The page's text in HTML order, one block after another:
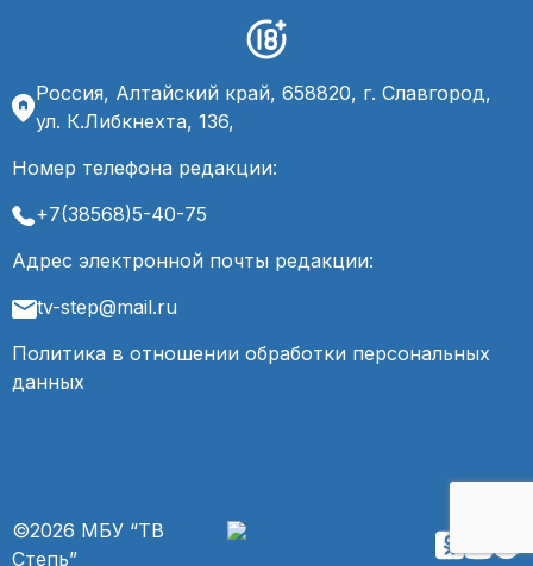
Россия, Алтайский край, 658820, г. Славгород,
ул. К.Либкнехта, 136,
Номер телефона редакции:
+7(38568)5-40-75
Адрес электронной почты редакции:
tv-step@mail.ru
Политика в отношении обработки персональных
данных
©2026 МБУ “ТВ
Степь”